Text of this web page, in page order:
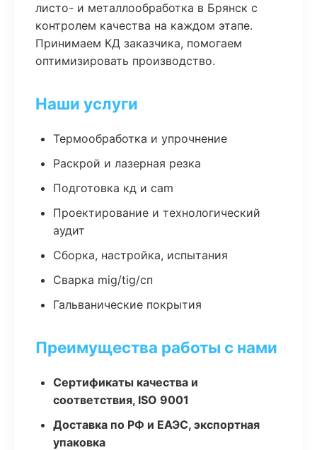
листо- и металлообработка в Брянск с
контролем качества на каждом этапе.
Принимаем КД заказчика, помогаем
оптимизировать производство.
Наши услуги
Термообработка и упрочнение
Раскрой и лазерная резка
Подготовка кд и cam
Проектирование и технологический
аудит
Сборка, настройка, испытания
Сварка mig/tig/сп
Гальванические покрытия
Преимущества работы с нами
Сертификаты качества и
соответствия, ISO 9001
Доставка по РФ и ЕАЭС, экспортная
упаковка